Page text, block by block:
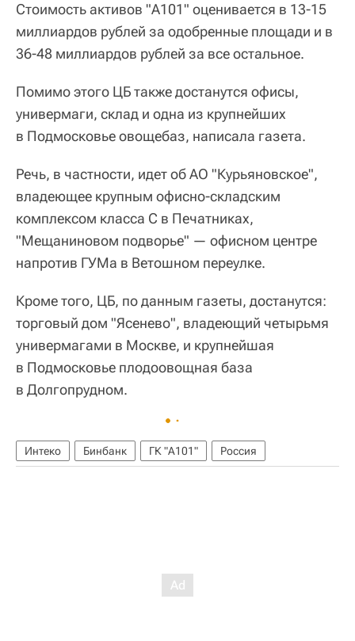
Стоимость активов "А101" оценивается в 13-15
миллиардов рублей за одобренные площади и в
36-48 миллиардов рублей за все остальное.
Помимо этого ЦБ также достанутся офисы,
универмаги, склад и одна из крупнейших
в Подмосковье овощебаз, написала газета.
Речь, в частности, идет об АО "Курьяновское",
владеющее крупным офисно-складским
комплексом класса С в Печатниках,
"Мещаниновом подворье" — офисном центре
напротив ГУМа в Ветошном переулке.
Кроме того, ЦБ, по данным газеты, достанутся:
торговый дом "Ясенево", владеющий четырьмя
универмагами в Москве, и крупнейшая
в Подмосковье плодоовощная база
в Долгопрудном.
Интеко Бинбанк ГК "А101" Россия